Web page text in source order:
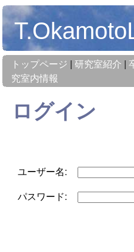
トップページ |研究室紹介 |
究室内情報
ログイン
ユーザー名:
パスワード: